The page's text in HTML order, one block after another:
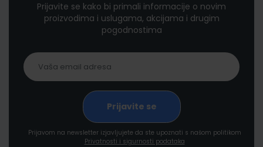
Prijavite se kako bi primali informacije o novim
proizvodima i uslugama, akcijama i drugim
pogodnostima
Prijavom na newsletter izjavljujete da ste upoznati s našom politikom
Privatnosti i sigurnosti podataka